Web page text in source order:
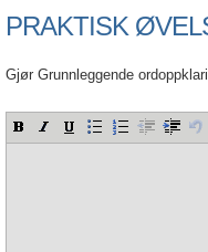
PRAKTISK
Gjør Grunnleggende